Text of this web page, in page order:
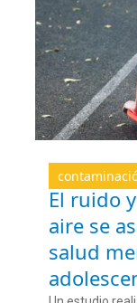
El ruido
aire se
salud